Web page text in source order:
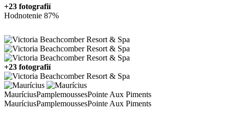
+23 fotografií
Hodnotenie 87%
+23 fotografií
MauríciusPamplemoussesPointe Aux Piments
MauríciusPamplemoussesPointe Aux Piments